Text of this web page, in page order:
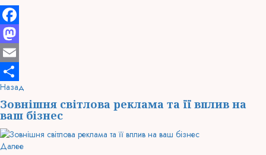
Facebook
Mastodon
Email
Отправить
Продолжить
чтение
Назад
запись:
Зовнішня світлова реклама та її вплив на
ваш бізнес
ДалееСледующая